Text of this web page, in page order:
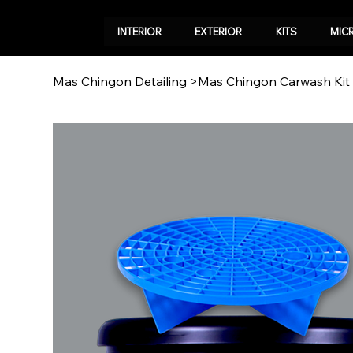
INTERIOR EXTERIOR KITS
Mas Chingon Detailing >Mas Chingon Carwash Kit